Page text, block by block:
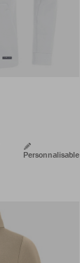
Personnalisable